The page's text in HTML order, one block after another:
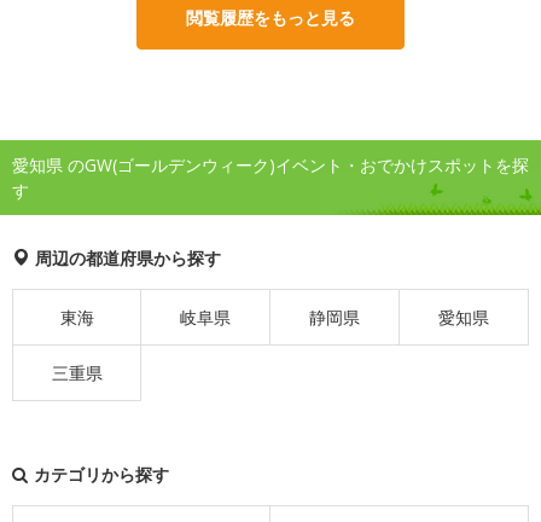
閲覧履歴をもっと見る
愛知県 のGW(ゴールデンウィーク)イベント・おでかけスポットを探
す
周辺の都道府県から探す
東海 岐阜県 静岡県 愛知県
三重県
カテゴリから探す